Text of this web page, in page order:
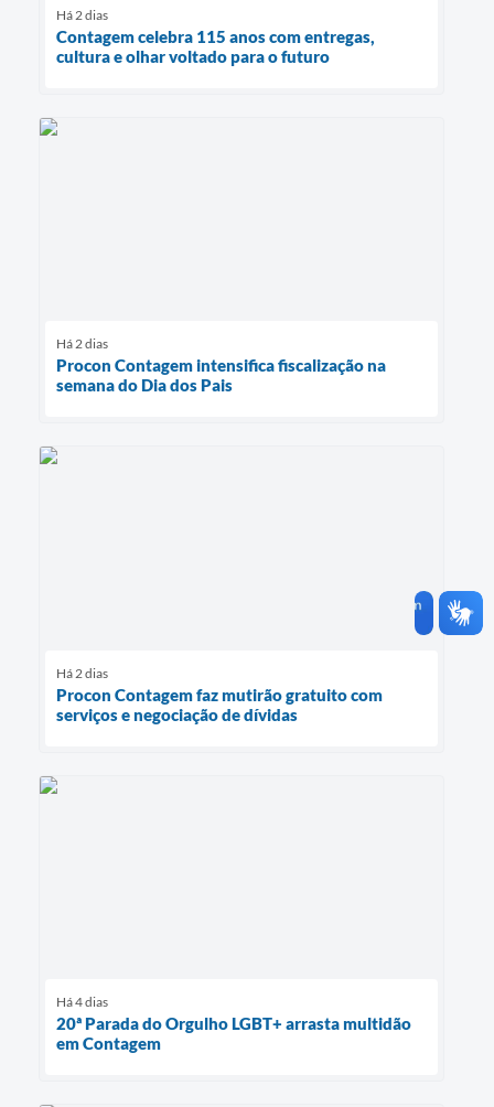
Há 2 dias
Contagem celebra 115 anos com entregas,
cultura e olhar voltado para o futuro
Há 2 dias
Procon Contagem intensifica fiscalização na
semana do Dia dos Pais
Há 2 dias
Procon Contagem faz mutirão gratuito com
serviços e negociação de dívidas
Há 4 dias
20ª Parada do Orgulho LGBT+ arrasta multidão
em Contagem